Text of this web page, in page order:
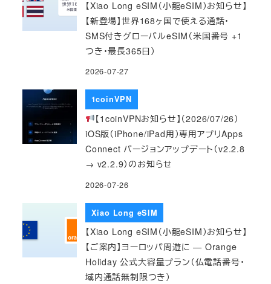
【Xiao Long eSIM（小龍eSIM）お知らせ】
【新登場】世界168ヶ国で使える通話・
SMS付きグローバルeSIM（米国番号 +1
つき・最長365日）
2026-07-27
1coinVPN
【1coinVPNお知らせ】（2026/07/26）
iOS版（iPhone/iPad用）専用アプリApps
Connect バージョンアップデート（v2.2.8
→ v2.2.9）のお知らせ
2026-07-26
Xiao Long eSIM
【Xiao Long eSIM（小龍eSIM）お知らせ】
【ご案内】ヨーロッパ周遊に — Orange
Holiday 公式大容量プラン（仏電話番号・
域内通話無制限つき）